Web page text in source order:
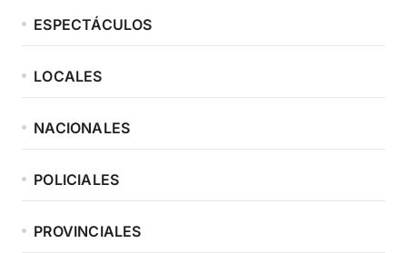
ESPECTÁCULOS
LOCALES
NACIONALES
POLICIALES
PROVINCIALES